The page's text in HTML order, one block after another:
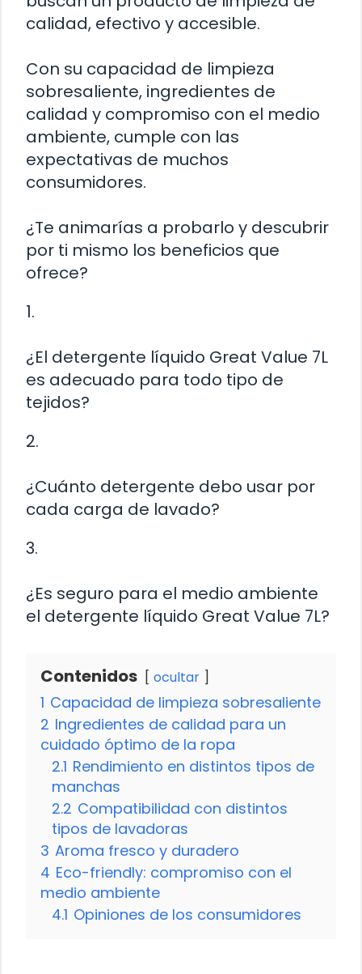
calidad, efectivo y accesible.
Con su capacidad de limpieza
sobresaliente, ingredientes de
calidad y compromiso con el medio
ambiente, cumple con las
expectativas de muchos
consumidores.
¿Te animarías a probarlo y descubrir
por ti mismo los beneficios que
ofrece?
1.
¿El detergente líquido Great Value 7L
es adecuado para todo tipo de
tejidos?
2.
¿Cuánto detergente debo usar por
cada carga de lavado?
3.
¿Es seguro para el medio ambiente
el detergente líquido Great Value 7L?
Contenidos ocultar
1 Capacidad de limpieza sobresaliente
2 Ingredientes de calidad para un
cuidado óptimo de la ropa
2.1 Rendimiento en distintos tipos de
manchas
2.2 Compatibilidad con distintos
tipos de lavadoras
3 Aroma fresco y duradero
4 Eco-friendly: compromiso con el
medio ambiente
4.1 Opiniones de los consumidores